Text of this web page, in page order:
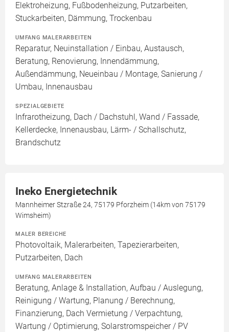
Elektroheizung, Fußbodenheizung, Putzarbeiten,
Stuckarbeiten, Dämmung, Trockenbau
UMFANG MALERARBEITEN
Reparatur, Neuinstallation / Einbau, Austausch,
Beratung, Renovierung, Innendämmung,
Außendämmung, Neueinbau / Montage, Sanierung /
Umbau, Innenausbau
SPEZIALGEBIETE
Infrarotheizung, Dach / Dachstuhl, Wand / Fassade,
Kellerdecke, Innenausbau, Lärm- / Schallschutz,
Brandschutz
Ineko Energietechnik
Mannheimer Stzraße 24, 75179 Pforzheim (14km von 75179
Wimsheim)
MALER BEREICHE
Photovoltaik, Malerarbeiten, Tapezierarbeiten,
Putzarbeiten, Dach
UMFANG MALERARBEITEN
Beratung, Anlage & Installation, Aufbau / Auslegung,
Reinigung / Wartung, Planung / Berechnung,
Finanzierung, Dach Vermietung / Verpachtung,
Wartung / Optimierung, Solarstromspeicher / PV